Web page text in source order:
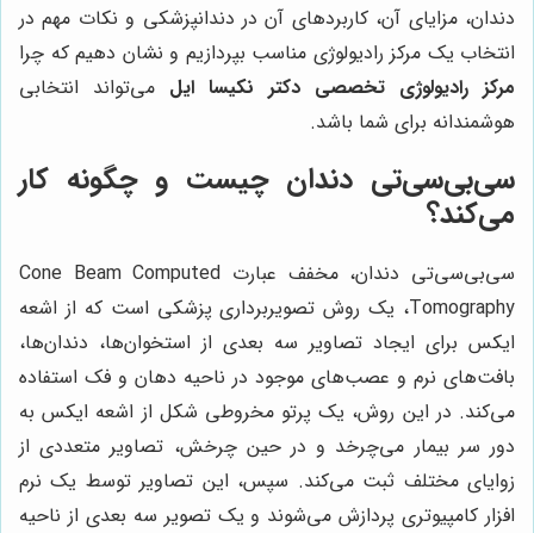
دندان، مزایای آن، کاربردهای آن در دندانپزشکی و نکات مهم در
انتخاب یک مرکز رادیولوژی مناسب بپردازیم و نشان دهیم که چرا
مرکز رادیولوژی تخصصی دکتر نکیسا ایل می‌تواند انتخابی
هوشمندانه برای شما باشد.
سی‌بی‌سی‌تی دندان چیست و چگونه کار
می‌کند؟
سی‌بی‌سی‌تی دندان، مخفف عبارت Cone Beam Computed
Tomography، یک روش تصویربرداری پزشکی است که از اشعه
ایکس برای ایجاد تصاویر سه بعدی از استخوان‌ها، دندان‌ها،
بافت‌های نرم و عصب‌های موجود در ناحیه دهان و فک استفاده
می‌کند. در این روش، یک پرتو مخروطی شکل از اشعه ایکس به
دور سر بیمار می‌چرخد و در حین چرخش، تصاویر متعددی از
زوایای مختلف ثبت می‌کند. سپس، این تصاویر توسط یک نرم
افزار کامپیوتری پردازش می‌شوند و یک تصویر سه بعدی از ناحیه